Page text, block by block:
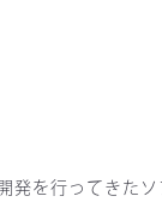
を行ってきた